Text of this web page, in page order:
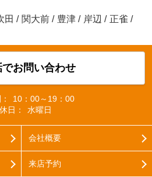
田 / 関大前 / 豊津 / 岸辺 / 正雀 /
でお問い合わせ
10：00～19：00
日：
水曜日
会社概要
来店予約